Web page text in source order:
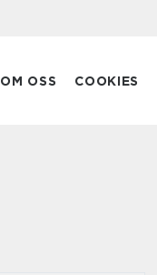
OM OSS COOKIES